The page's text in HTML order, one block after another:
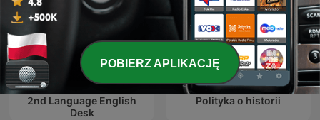
6 Minute English , Frm
2nd Language English
Desk
Polityka o historii
POBIERZ APLIKACJĘ